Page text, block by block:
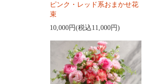
ピンク・レッド系おまかせ花
束
10,000円(税込11,000円)